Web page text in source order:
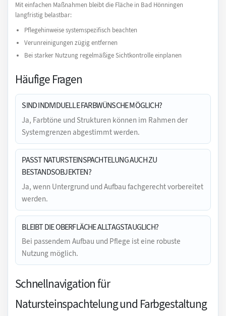
Mit einfachen Maßnahmen bleibt die Fläche in Bad Hönningen
langfristig belastbar:
Pflegehinweise systemspezifisch beachten
Verunreinigungen zügig entfernen
Bei starker Nutzung regelmäßige Sichtkontrolle einplanen
Häufige Fragen
SIND INDIVIDUELLE FARBWÜNSCHE MÖGLICH?
Ja, Farbtöne und Strukturen können im Rahmen der
Systemgrenzen abgestimmt werden.
PASST NATURSTEINSPACHTELUNG AUCH ZU
BESTANDSOBJEKTEN?
Ja, wenn Untergrund und Aufbau fachgerecht vorbereitet
werden.
BLEIBT DIE OBERFLÄCHE ALLTAGSTAUGLICH?
Bei passendem Aufbau und Pflege ist eine robuste
Nutzung möglich.
Schnellnavigation für
Natursteinspachtelung und Farbgestaltung